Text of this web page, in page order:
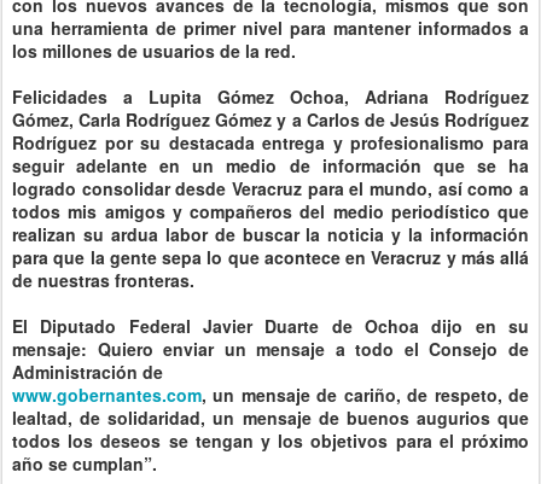
con los nuevos avances de la tecnología, mismos que son
una herramienta de primer nivel para mantener informados a
los millones de usuarios de la red.
Felicidades a Lupita Gómez Ochoa, Adriana Rodríguez
Gómez, Carla Rodríguez Gómez y a Carlos de Jesús Rodríguez
Rodríguez por su destacada entrega y profesionalismo para
seguir adelante en un medio de información que se ha
logrado consolidar desde Veracruz para el mundo, así como a
todos mis amigos y compañeros del medio periodístico que
realizan su ardua labor de buscar la noticia y la información
para que la gente sepa lo que acontece en Veracruz y más allá
de nuestras fronteras.
El Diputado Federal Javier Duarte de Ochoa dijo en su
mensaje: Quiero enviar un mensaje a todo el Consejo de
Administración de
www.gobernantes.com, un mensaje de cariño, de respeto, de
lealtad, de solidaridad, un mensaje de buenos augurios que
todos los deseos se tengan y los objetivos para el próximo
año se cumplan”.